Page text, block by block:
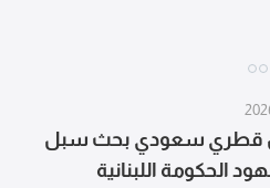
قطري سعودي بحث سبل
الحكومة اللبنانية